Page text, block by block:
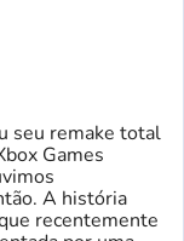
seu remake total
Games
A história
recentemente